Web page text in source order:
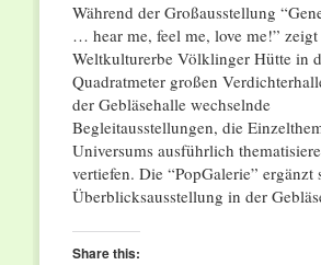
Während der Großausstellung
… hear me, feel me, love me!” zeigt
Weltkulturerbe Völklinger Hütte in
Quadratmeter großen
der Gebläsehalle wechselnde
Begleitausstellungen, die
Universums ausführlich
vertiefen. Die “PopGalerie” ergänzt
Überblicksausstellung in der
Share this: